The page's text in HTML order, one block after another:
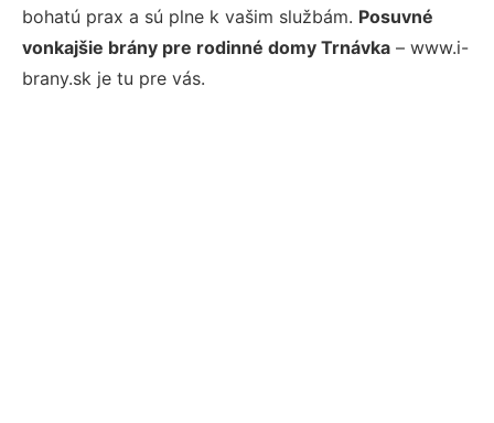
bohatú prax a sú plne k vašim službám. Posuvné
vonkajšie brány pre rodinné domy Trnávka – www.i-
brany.sk je tu pre vás.